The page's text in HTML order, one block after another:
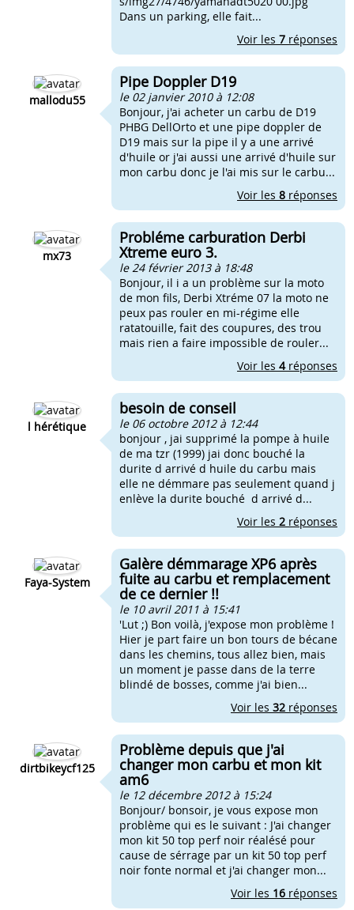
Dans un parking, elle fait...
Voir les 7 réponses
mallodu55
Pipe Doppler D19
le 02 janvier 2010 à 12:08
Bonjour, j'ai acheter un carbu de D19
PHBG DellOrto et une pipe doppler de
D19 mais sur la pipe il y a une arrivé
d'huile or j'ai aussi une arrivé d'huile sur
mon carbu donc je l'ai mis sur le carbu...
Voir les 8 réponses
mx73
Probléme carburation Derbi
Xtreme euro 3.
le 24 février 2013 à 18:48
Bonjour, il i a un problème sur la moto
de mon fils, Derbi Xtréme 07 la moto ne
peux pas rouler en mi-régime elle
ratatouille, fait des coupures, des trou
mais rien a faire impossible de rouler...
Voir les 4réponses
l hérétique
besoin de conseil
le 06 octobre 2012 à 12:44
bonjour , jai supprimé la pompe à huile
de ma tzr (1999) jai donc bouché la
durite d arrivé d huile du carbu mais
elle ne démmare pas seulement quand j
enlève la durite bouché d arrivé d...
Voir les 2 réponses
Faya-System
Galère démmarage XP6 après
fuite au carbu et remplacement
de ce dernier !!
le 10 avril 2011 à 15:41
'Lut ;) Bon voilà, j'expose mon problème !
Hier je part faire un bon tours de bécane
dans les chemins, tous allez bien, mais
un moment je passe dans de la terre
blindé de bosses, comme j'ai bien...
Voir les 32 réponses
dirtbikeycf125
Problème depuis que j'ai
changer mon carbu et mon kit
am6
le 12 décembre 2012 à 15:24
Bonjour/ bonsoir, je vous expose mon
problème qui es le suivant : J'ai changer
mon kit 50 top perf noir réalésé pour
cause de sérrage par un kit 50 top perf
noir fonte normal et j'ai changer mon...
Voir les 16 réponses